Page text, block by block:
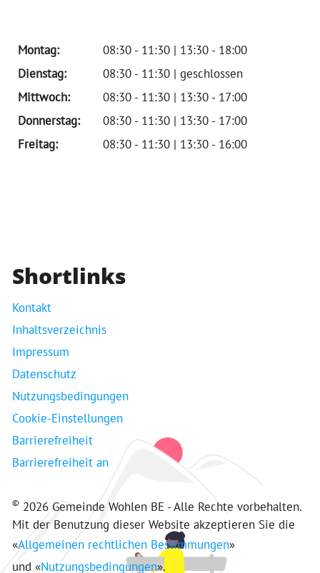
Montag:
08:30 - 11:30 | 13:30 - 18:00
Dienstag:
08:30 - 11:30 | geschlossen
Mittwoch:
08:30 - 11:30 | 13:30 - 17:00
Donnerstag:
08:30 - 11:30 | 13:30 - 17:00
Freitag:
08:30 - 11:30 | 13:30 - 16:00
Shortlinks
Kontakt
Inhaltsverzeichnis
Impressum
Datenschutz
Nutzungsbedingungen
Cookie-Einstellungen
Barrierefreiheit
Barrierefreiheit an
© 2026 Gemeinde Wohlen BE - Alle Rechte vorbehalten.
Mit der Benutzung dieser Website akzeptieren Sie die
«Allgemeinen rechtlichen Bestimmungen»
und «Nutzungsbedingungen».